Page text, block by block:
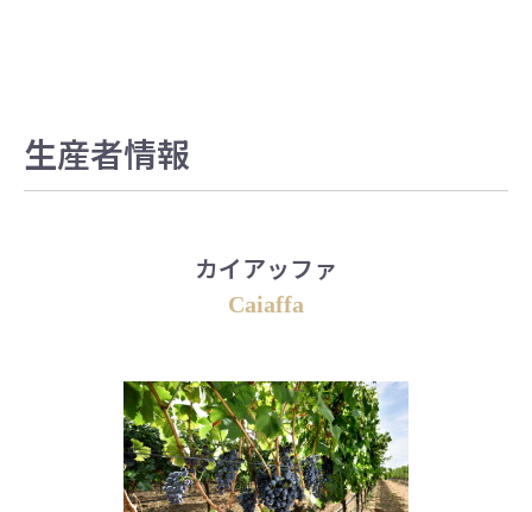
生産者情報
カイアッファ
Caiaffa